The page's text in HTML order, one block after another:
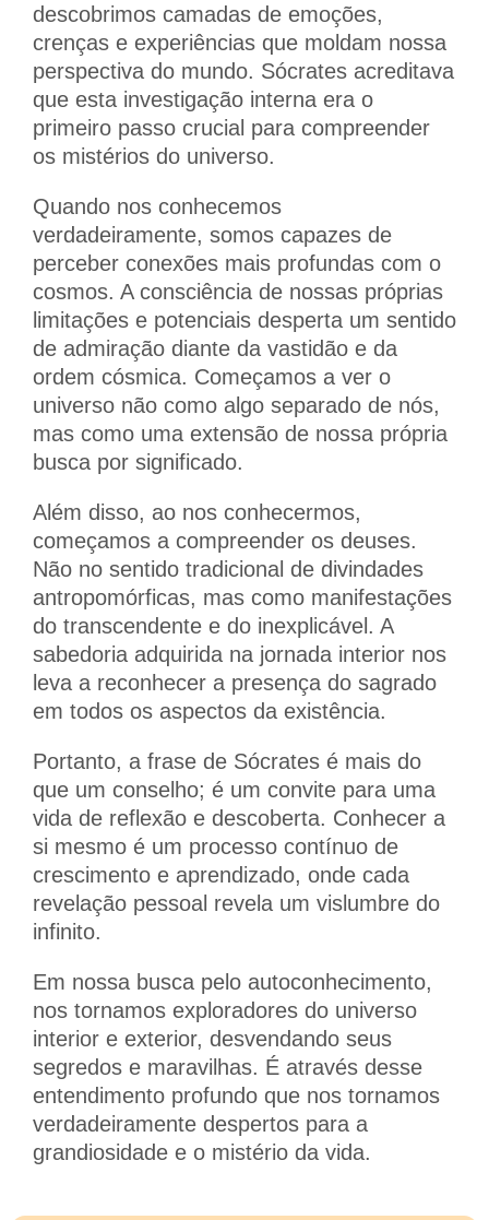
descobrimos camadas de emoções,
crenças e experiências que moldam nossa
perspectiva do mundo. Sócrates acreditava
que esta investigação interna era o
primeiro passo crucial para compreender
os mistérios do universo.
Quando nos conhecemos
verdadeiramente, somos capazes de
perceber conexões mais profundas com o
cosmos. A consciência de nossas próprias
limitações e potenciais desperta um sentido
de admiração diante da vastidão e da
ordem cósmica. Começamos a ver o
universo não como algo separado de nós,
mas como uma extensão de nossa própria
busca por significado.
Além disso, ao nos conhecermos,
começamos a compreender os deuses.
Não no sentido tradicional de divindades
antropomórficas, mas como manifestações
do transcendente e do inexplicável. A
sabedoria adquirida na jornada interior nos
leva a reconhecer a presença do sagrado
em todos os aspectos da existência.
Portanto, a frase de Sócrates é mais do
que um conselho; é um convite para uma
vida de reflexão e descoberta. Conhecer a
si mesmo é um processo contínuo de
crescimento e aprendizado, onde cada
revelação pessoal revela um vislumbre do
infinito.
Em nossa busca pelo autoconhecimento,
nos tornamos exploradores do universo
interior e exterior, desvendando seus
segredos e maravilhas. É através desse
entendimento profundo que nos tornamos
verdadeiramente despertos para a
grandiosidade e o mistério da vida.